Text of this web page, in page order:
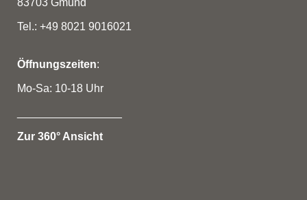
Tel.: +49 8021 9016021
Öffnungszeiten:
Mo-Sa: 10-18 Uhr
Zur 360° Ansicht